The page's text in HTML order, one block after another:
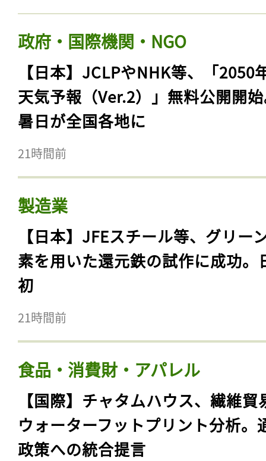
政府・国際機関・NGO
【日本】JCLPやNHK等、「2050
天気予報（Ver.2）」無料公開開
暑日が全国各地に
21時間前
製造業
【日本】JFEスチール等、グリー
素を用いた還元鉄の試作に成功。
初
21時間前
食品・消費財・アパレル
【国際】チャタムハウス、繊維貿
ウォーターフットプリント分析。
政策への統合提言